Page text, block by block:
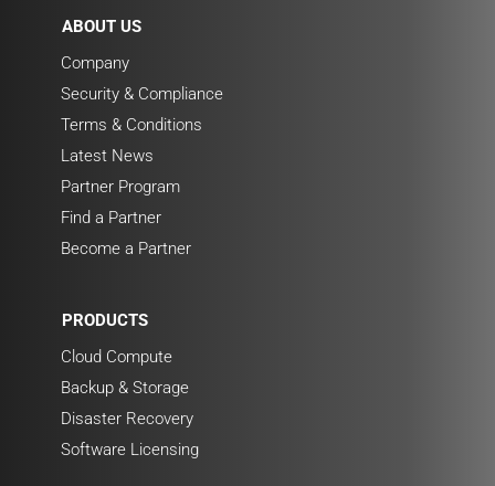
ABOUT US
Company
Security & Compliance
Terms & Conditions
Latest News
Partner Program
Find a Partner
Become a Partner
PRODUCTS
Cloud Compute
Backup & Storage
Disaster Recovery
Software Licensing